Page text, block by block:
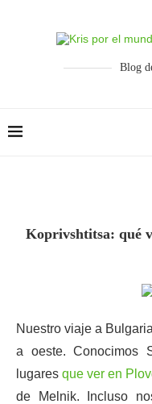
Blog
Koprivshtitsa: qué
Nuestro viaje a
a oeste. Conocimos
lugares que ver en
de Melnik. Incluso